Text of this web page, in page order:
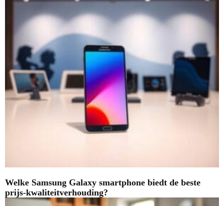
Welke Samsung Galaxy smartphone biedt de beste
prijs-kwaliteitverhouding?